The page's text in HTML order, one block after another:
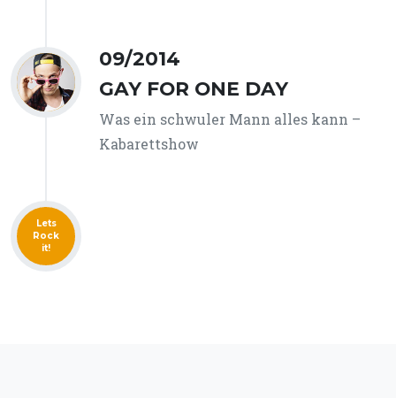
09/2014
GAY FOR ONE DAY
Was ein schwuler Mann alles kann –
Kabarettshow
Lets
Rock
it!